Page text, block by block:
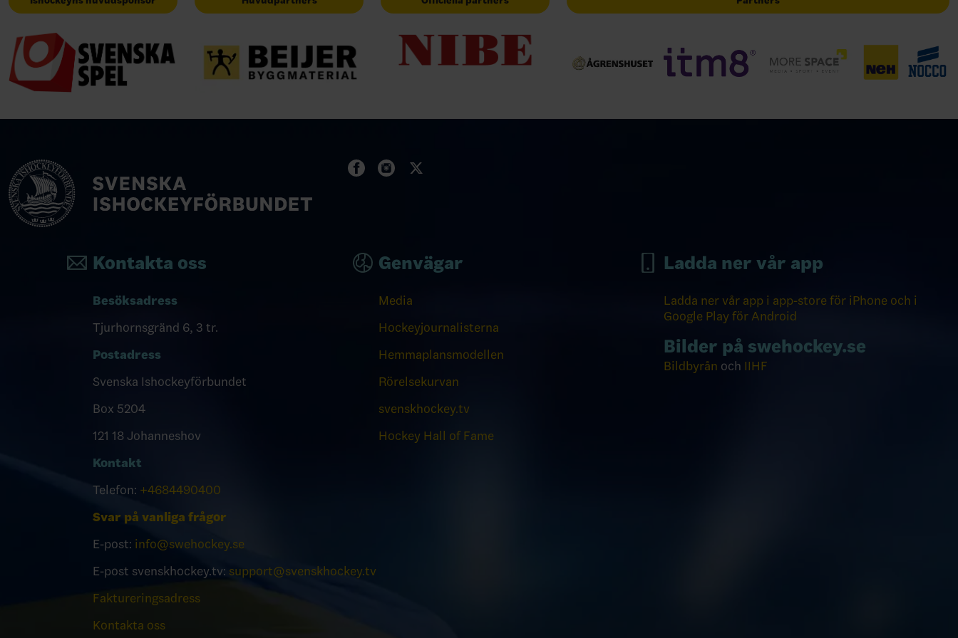
Kontakta oss
Besöksadress
Tjurhornsgränd 6, 3 tr.
Postadress
Svenska Ishockeyförbundet
Box 5204
121 18 Johanneshov
Kontakt
Telefon: +4684490400
Svar på vanliga frågor
E-post: info@swehockey.se
E-post svenskhockey.tv: support@svenskhockey.tv
Faktureringsadress
Kontakta oss
Genvägar
Media
Hockeyjournalisterna
Hemmaplansmodellen
Rörelsekurvan
svenskhockey.tv
Hockey Hall of Fame
Ladda ner vår app
Ladda ner vår app i app-store för iPhone och i
Google Play för Android
Bilder på swehockey.se
Bildbyrån och IIHF